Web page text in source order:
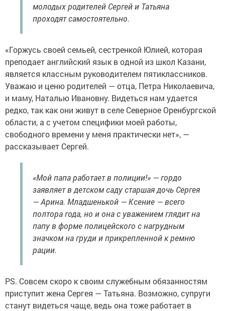
молодых родителей Сергей и Татьяна
проходят самостоятельно.
«Горжусь своей семьей, сестренкой Юлией, которая
преподает английский язык в одной из школ Казани,
является классным руководителем пятиклассников.
Уважаю и ценю родителей — отца, Петра Николаевича,
и маму, Наталью Ивановну. Видеться нам удается
редко, так как они живут в селе Северное Оренбургской
области, а с учетом специфики моей работы,
свободного времени у меня практически нет», —
рассказывает Сергей.
«Мой папа работает в полиции!» — гордо
заявляет в детском саду старшая дочь Сергея
— Арина. Младшенькой — Ксение — всего
полтора года, но и она с уважением глядит на
папу в форме полицейского с нагрудным
значком на груди и прикрепленной к ремню
рации.
PS. Совсем скоро к своим служебным обязанностям
приступит жена Сергея — Татьяна. Возможно, супруги
станут видеться чаще, ведь она тоже работает в